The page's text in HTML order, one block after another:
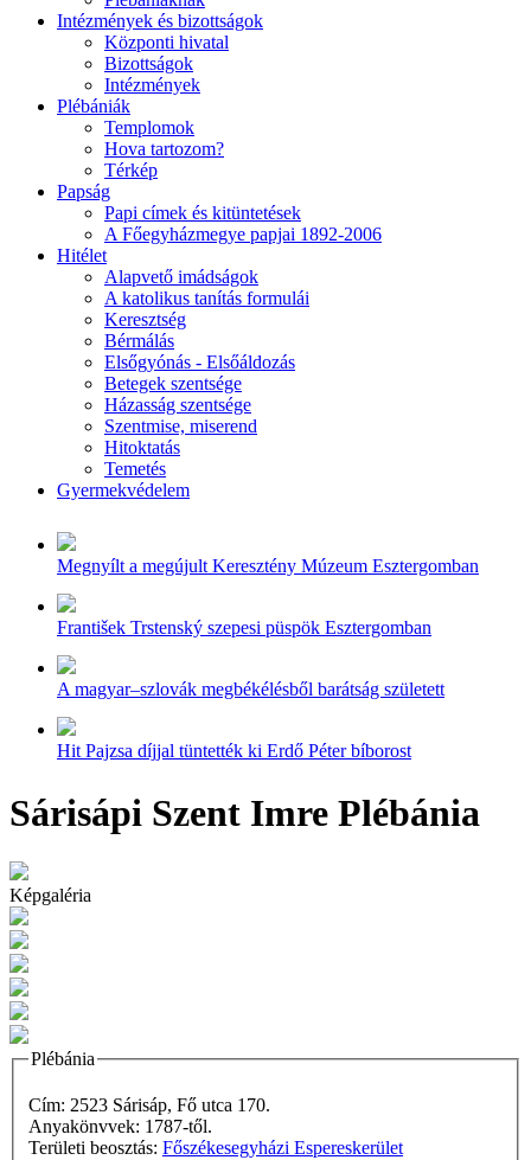
Intézmények és bizottságok
Központi hivatal
Bizottságok
Intézmények
Plébániák
Templomok
Hova tartozom?
Térkép
Papság
Papi címek és kitüntetések
A Főegyházmegye papjai 1892-2006
Hitélet
Alapvető imádságok
A katolikus tanítás formulái
Keresztség
Bérmálás
Elsőgyónás - Elsőáldozás
Betegek szentsége
Házasság szentsége
Szentmise, miserend
Hitoktatás
Temetés
Gyermekvédelem
Megnyílt a megújult Keresztény Múzeum Esztergomban
František Trstenský szepesi püspök Esztergomban
A magyar–szlovák megbékélésből barátság született
Hit Pajzsa díjjal tüntették ki Erdő Péter bíborost
Sárisápi Szent Imre Plébánia
Képgaléria
Plébánia
Cím: 2523 Sárisáp, Fő utca 170.
Anyakönvvek: 1787-től.
Területi beosztás: Főszékesegyházi Espereskerület